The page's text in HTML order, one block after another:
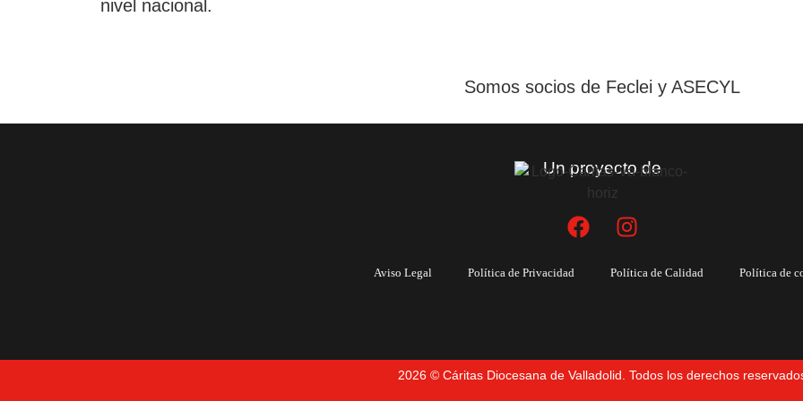
nivel nacional.
Somos socios de Feclei y ASECYL
Un proyecto de
Aviso Legal Política de Privacidad Política de Calidad Política de
2026 © Cáritas Diocesana de Valladolid. Todos los derechos